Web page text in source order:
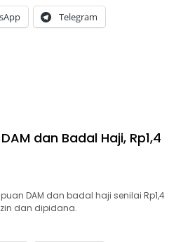
Telegram
dan Badal Haji, Rp1,4
DAM dan badal haji senilai Rp1,4
dan dipidana.